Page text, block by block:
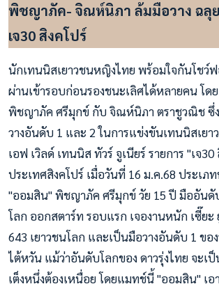
พิชญาภัค- จิณห์นิภา ล้มมือวาง ฉลุ
เจ30 สิงคโปร์
นักเทนนิสเยาวชนหญิงไทย พร้อมใจกันโชว์ฟ
ผ่านเข้ารอบก่อนรองชนะเลิศได้หลายคน โด
พิชญาภัค ศรีมุกข์ กับ จิณห์นิภา ตราชูวณิช ซึ่
วางอันดับ 1 และ 2 ในการแข่งขันเทนนิสเย
เอฟ เวิลด์ เทนนิส ทัวร์ จูเนียร์ รายการ "เจ
ประเทศสิงคโปร์ เมื่อวันที่ 16 ม.ค.68 ประเภ
"ออมสิน" พิชญาภัค ศรีมุกข์ วัย 15 ปี มืออันดั
โลก ออกสตาร์ท รอบแรก เจองานหนัก เซี๊ย
643 เยาวชนโลก และเป็นมือวางอันดับ 1 ขอ
ไต้หวัน แม้ว่าอันดับโลกของ ดาวรุ่งไทย จะเ
เต็งหนึ่งต้องเหนื่อย โดยแมทช์นี้ "ออมสิน" เอ